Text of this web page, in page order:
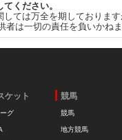
ください。
ては万全を期しておりま
は一切の責任を負いかねま
ケット
グ
競馬
競馬
地方競馬